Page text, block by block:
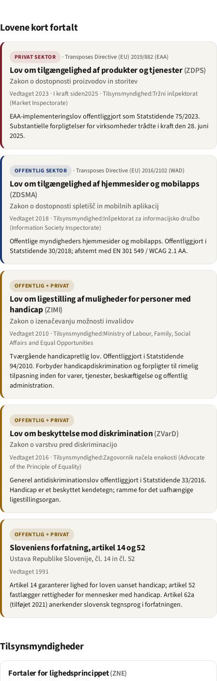
Lovene kort fortalt
PRIVAT SEKTOR · Transposes Directive (EU) 2019/882 (EAA)
Lov om tilgængelighed af produkter og tjenester(ZDPS)
Zakon o dostopnosti proizvodov in storitev
Vedtaget 2023 · I kraft siden2025 · Tilsynsmyndighed:Tržni inšpektorat
(Market Inspectorate)
EAA-implementeringslov offentliggjort som Statstidende 75/2023.
Substantielle forpligtelser for virksomheder trådte i kraft den 28. juni
2025.
OFFENTLIG SEKTOR · Transposes Directive (EU) 2016/2102 (WAD)
Lov om tilgængelighed af hjemmesider og mobilapps
(ZDSMA)
Zakon o dostopnosti spletišč in mobilnih aplikacij
Vedtaget 2018 · Tilsynsmyndighed:Inšpektorat za informacijsko družbo
(Information Society Inspectorate)
Offentlige myndigheders hjemmesider og mobilapps. Offentliggjort i
Statstidende 30/2018; afstemt med EN 301 549 / WCAG 2.1 AA.
OFFENTLIG + PRIVAT
Lov om ligestilling af muligheder for personer med
handicap(ZIMI)
Zakon o izenačevanju možnosti invalidov
Vedtaget 2010 · Tilsynsmyndighed:Ministry of Labour, Family, Social
Affairs and Equal Opportunities
Tværgående handicapretlig lov. Offentliggjort i Statstidende
94/2010. Forbyder handicapdiskrimination og forpligter til rimelig
tilpasning inden for varer, tjenester, beskæftigelse og offentlig
administration.
OFFENTLIG + PRIVAT
Lov om beskyttelse mod diskrimination(ZVarD)
Zakon o varstvu pred diskriminacijo
Vedtaget 2016 · Tilsynsmyndighed:Zagovornik načela enakosti (Advocate
of the Principle of Equality)
Generel antidiskriminationslov offentliggjort i Statstidende 33/2016.
Handicap er et beskyttet kendetegn; ramme for det uafhængige
ligestillingsorgan.
OFFENTLIG + PRIVAT
Sloveniens forfatning, artikel 14 og 52
Ustava Republike Slovenije, čl. 14 in čl. 52
Vedtaget 1991
Artikel 14 garanterer lighed for loven uanset handicap; artikel 52
fastlægger rettigheder for mennesker med handicap. Artikel 62a
(tilføjet 2021) anerkender slovensk tegnsprog i forfatningen.
Tilsynsmyndigheder
Fortaler for lighedsprincippet(ZNE)